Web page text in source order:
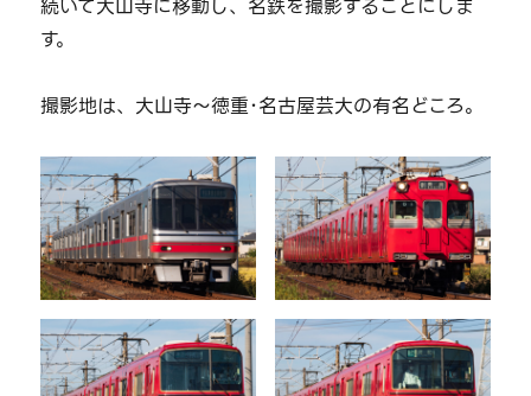
続いて大山寺に移動し、名鉄を撮影することにしま
す。
撮影地は、大山寺～徳重･名古屋芸大の有名どころ。